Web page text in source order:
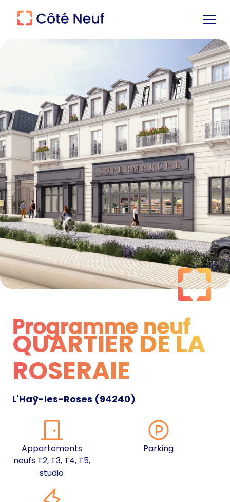
Programme neuf
Programme neuf
QUARTIER DE LA
ROSERAIE
L'Haÿ-les-Roses (94240)
Appartements
neufs T2, T3, T4, T5,
studio
Parking